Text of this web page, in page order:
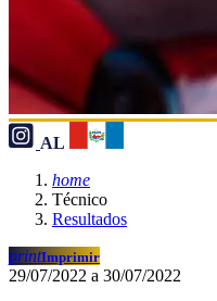
AL
home
Técnico
Resultados
printImprimir
29/07/2022 a 30/07/2022